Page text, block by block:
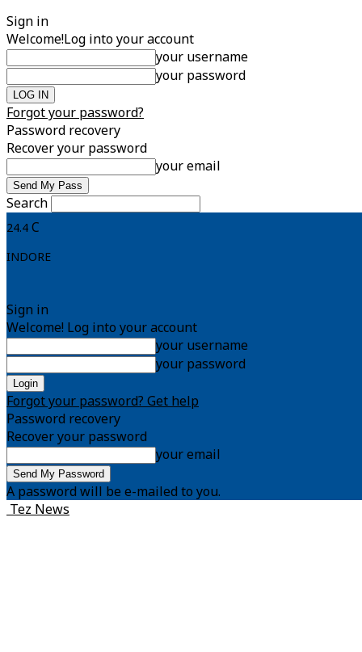
Sign in
Welcome!Log into your account
your username
your password
Forgot your password?
Password recovery
Recover your password
your email
Search
24.4 C
INDORE
Sign in
Welcome! Log into your account
your username
your password
Forgot your password? Get help
Password recovery
Recover your password
your email
A password will be e-mailed to you.
Tez News